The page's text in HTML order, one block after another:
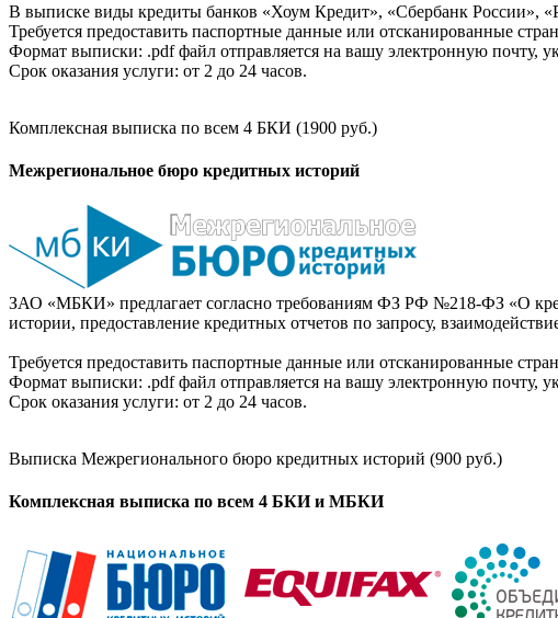
В выписке виды кредиты банков «Хоум Кредит», «Сбербанк России»,
Требуется предоставить паспортные данные или отсканированные
Формат выписки: .pdf файл отправляется на вашу электронную почту,
Срок оказания услуги: от 2 до 24 часов.
Комплексная выписка по всем 4 БКИ (1900 руб.)
Межрегиональное бюро кредитных историй
ЗАО «МБКИ» предлагает согласно требованиям ФЗ РФ №218-ФЗ «О
истории, предоставление кредитных отчетов по запросу,
Требуется предоставить паспортные данные или отсканированные
Формат выписки: .pdf файл отправляется на вашу электронную почту,
Срок оказания услуги: от 2 до 24 часов.
Выписка Межрегионального бюро кредитных историй (900 руб.)
Комплексная выписка по всем 4 БКИ и МБКИ